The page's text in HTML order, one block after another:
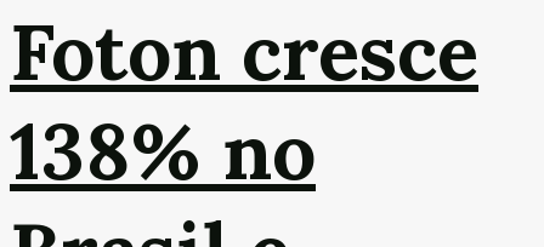
Foton cresce
138% no